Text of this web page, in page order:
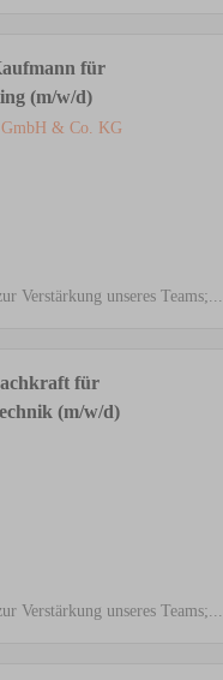
für
(m/w/d)
& Co. KG
Verstärkung unseres Teams;...
für
(m/w/d)
Verstärkung unseres Teams;...